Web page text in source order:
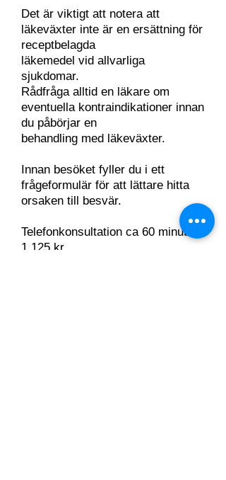
Det är viktigt att notera att
läkeväxter inte är en ersättning för
receptbelagda
läkemedel vid allvarliga
sjukdomar.
Rådfråga alltid en läkare om
eventuella kontraindikationer innan
du påbörjar en
behandling med läkeväxter.
Innan besöket fyller du i ett
frågeformulär för att lättare hitta
orsaken till besvär.
Telefonkonsultation ca 60 minuter,
1 125 kr.